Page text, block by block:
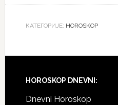
КАТЕГОРИЈЕ: HOROSKOP
Footer
HOROSKOP DNEVNI:
Dnevni Horoskop